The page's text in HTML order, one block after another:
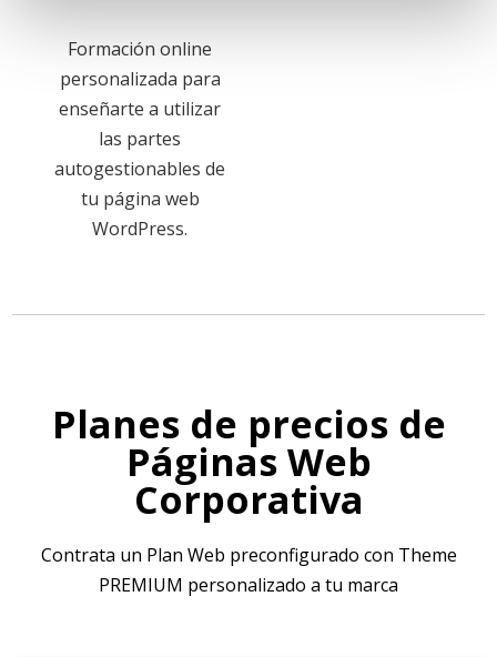
Formación online
personalizada para
enseñarte a utilizar
las partes
autogestionables de
tu página web
WordPress.
Planes de precios de
Páginas Web
Corporativa
Contrata un Plan Web preconfigurado con Theme
PREMIUM personalizado a tu marca